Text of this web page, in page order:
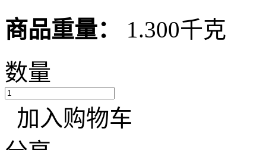
商品重量：
1.300千克
数量
加入购物车